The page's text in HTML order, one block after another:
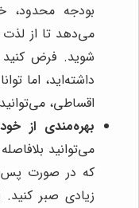
بودجه محدود،
می‌دهد تا از لذت
داشته‌اید، اما
اقساطی،
بهره‌مندی از
می‌توانید
که در صورت
زیادی صبر کنید.